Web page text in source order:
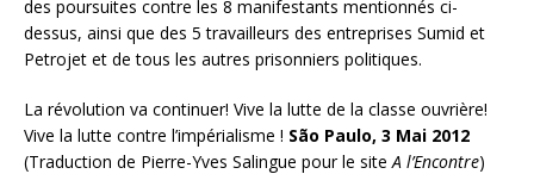
des poursuites contre les 8 manifestants mentionnés ci-
dessus, ainsi que des 5 travailleurs des entreprises Sumid et
Petrojet et de tous les autres prisonniers politiques.
La révolution va continuer! Vive la lutte de la classe ouvrière!
Vive la lutte contre l’impérialisme ! São Paulo, 3 Mai 2012
(Traduction de Pierre-Yves Salingue pour le siteA l’Encontre)